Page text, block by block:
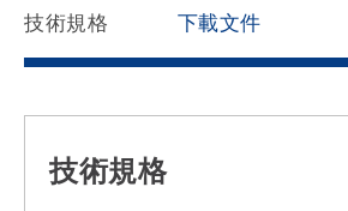
技術規格 下載文件
技術規格